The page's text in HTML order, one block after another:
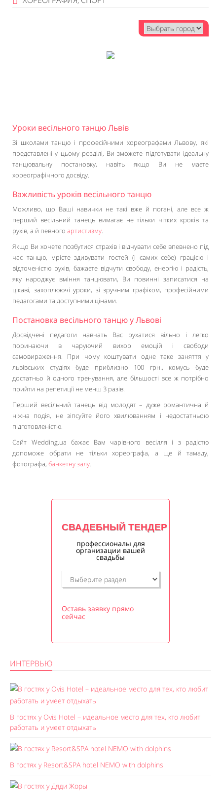
Уроки весільного танцю Львів
Зі школами танцю і професійними хореографами Львову, які
представлені у цьому розділі, Ви зможете підготувати ідеальну
танцювальну постановку, навіть якщо Ви не маєте
хореографічного досвіду.
Важливість уроків весільного танцю
Можливо, що Ваші навички не такі вже й погані, але все ж
перший весільний танець вимагає не тільки чітких кроків та
рухів, а й певного артистизму.
Якщо Ви хочете позбутися страхів і відчувати себе впевнено під
час танцю, мрієте здивувати гостей (і самих себе) грацією і
відточеністю рухів, бажаєте відчути свободу, енергію і радість,
яку народжує вміння танцювати, Ви повинні записатися на
цікаві, захоплюючі уроки, зі зручним графіком, професійними
педагогами та доступними цінами.
Постановка весільного танцю у Львові
Досвідчені педагоги навчать Вас рухатися вільно і легко
поринаючи в чаруючий вихор емоцій і свободи
самовираження. При чому коштувати одне таке заняття у
львівських студіях буде приблизно 100 грн., комусь буде
достатньо й одного тренування, але більшості все ж потрібно
прийти на репетиції не менш 3 разів.
Перший весільний танець від молодят – дуже романтична й
ніжна подія, не зіпсуйте його хвилюванням і недостатньою
підготовленістю.
Сайт Wedding.ua бажає Вам чарівного весілля і з радістю
допоможе обрати не тільки хореографа, а ще й тамаду,
фотографа, банкетну залу.
СВАДЕБНЫЙ ТЕНДЕР
профессионалы для
организации вашей
свадьбы
Оставь заявку прямо
сейчас
ИНТЕРВЬЮ
В гостях у Ovis Hotel – идеальное место для тех, кто любит
работать и умеет отдыхать
В гостях у Resort&SPA hotel NEMO with dolphins